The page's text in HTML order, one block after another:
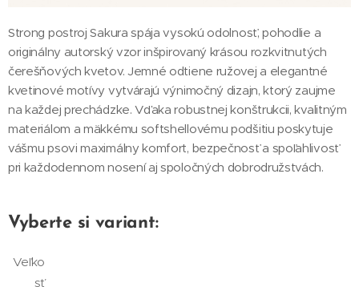
Strong postroj Sakura spája vysokú odolnosť, pohodlie a
originálny autorský vzor inšpirovaný krásou rozkvitnutých
čerešňových kvetov. Jemné odtiene ružovej a elegantné
kvetinové motívy vytvárajú výnimočný dizajn, ktorý zaujme
na každej prechádzke. Vďaka robustnej konštrukcii, kvalitným
materiálom a mäkkému softshellovému podšitiu poskytuje
vášmu psovi maximálny komfort, bezpečnosť a spoľahlivosť
pri každodennom nosení aj spoločných dobrodružstvách.
Vyberte si variant:
Veľko
sť